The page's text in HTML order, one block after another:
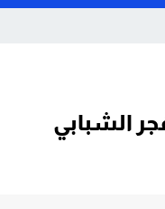
الشبابي